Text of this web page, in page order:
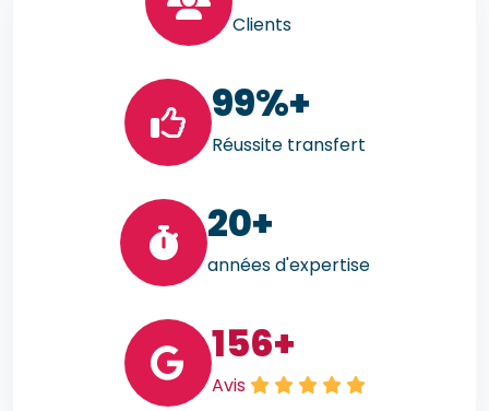
Clients
99%+
Réussite transfert
20+
années d'expertise
156+
Avis